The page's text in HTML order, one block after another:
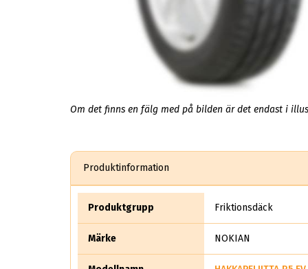
Om det finns en fälg med på bilden är det endast i
Produktinformation
Produktgrupp Friktionsdäck
Märke NOKIAN